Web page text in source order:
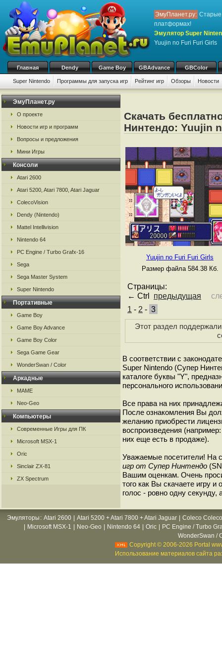
ЭмуПланет.ру: Старые
платформах!
Эмулятор Super
Yuujin no Furi Furi Girls
Главная Dendy Game Boy GBAdvance GBColor
Super Nintendo Программы для запуска игр Рейтинг игр Обзоры Новости
Игры: # A B C D E F G H I
ЭмуПланет.ру
О проекте
Новости игр и программ
Вопросы и предложения
Мини Игры
Консоли
Atari 2600
Atari 5200, Atari 7800, Atari Jaguar
ColecoVision
Dendy (Nintendo)
Mattel Intellivision
Nintendo 64
PC Engine / Turbo Grafx-16
Sega
Sega Master System
Super Nintendo
Портативные
Game Boy
Game Boy Advance
Game Boy Color
Sega Game Gear
WonderSwan / Color
Аркадные
MAME
Neo-Geo
Компьютеры
Современные Игры для ПК
Microsoft MSX-1
Oric
Sinclair ZX-81
ZX Spectrum
Скачать
Нинтендо: Yuujin
Yuujin no Furi Furi Girls
Размер файла 584.38 Кб.
Страницы:
← Ctrl предыдущая
1 - 2 - 3
Этот раздел
В соответствии с
Super Nintendo (Супер
каталоге буквы "Y",
персонального
Все права на них
После ознакомления Вы
желанию приобрести
воспроизведения
них еще есть в продаже).
Уважаемые посетители! На
игр от Супер Нинтендо
Вашим оценкам. Очень
того как Вы скачаете игру
голос - ровно одну
Эмуляторы : Atari 2600 Atari 5200 + Atari 7800 + Atari Jaguar
Coleco
Microsoft MSX-1 Neo-Geo Nintendo 64 Oric
PC Engine / Turbo
WonderSwan /
Copyright © 2006-2026 Portal
Использование материалов сайта